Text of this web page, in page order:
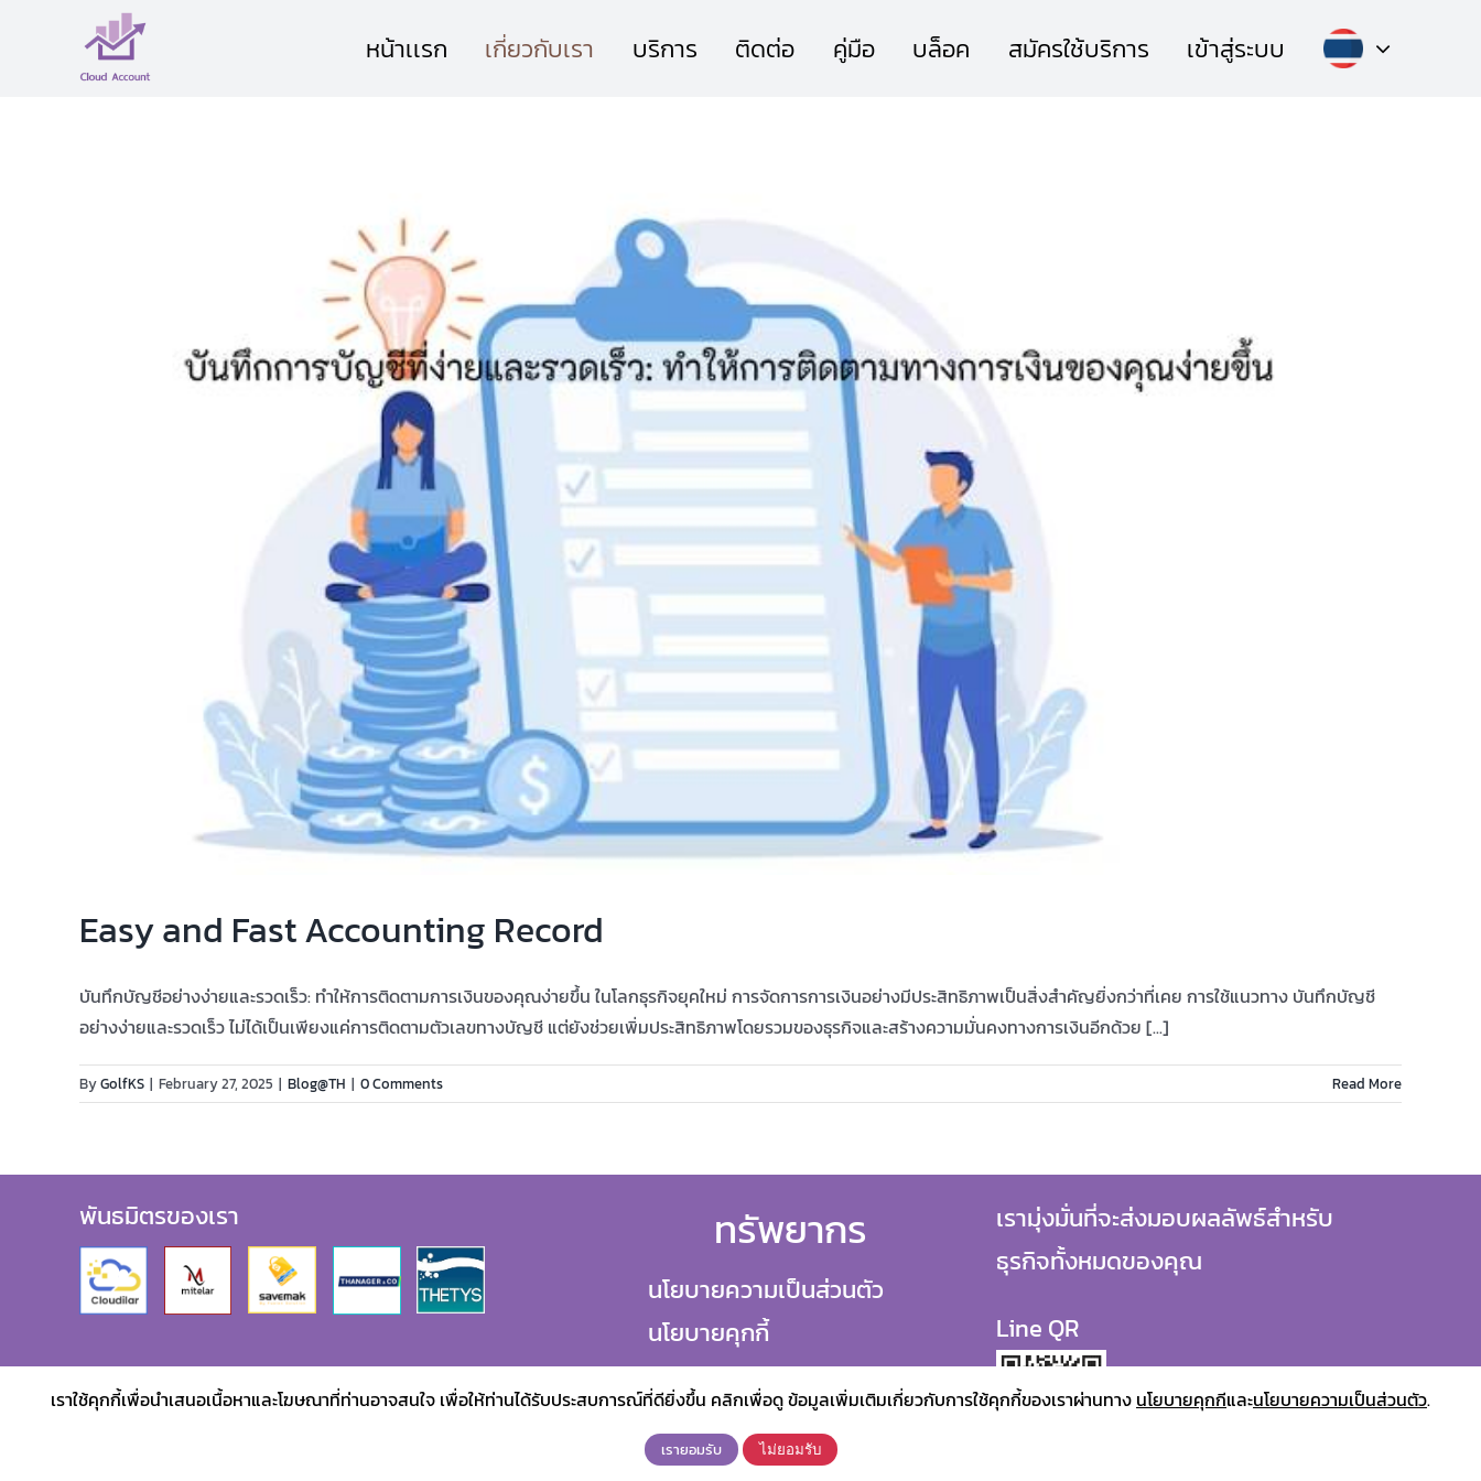
เราใช้คุกกี้เพื่อนำเสนอเนื้อหาและโฆษณาที่ท่านอาจสนใจ เพื่อให้ท่านได้รับประสบการณ์ที่ดียิ่งขึ้น คลิกเพื่อดู ข้อมูลเพิ่มเติมเกี่ยวกับการใช้คุกกี้ของเราผ่านทาง นโยบายคุกกีและนโยบายความเป็นส่วนตัว.
เรายอมรับ ไม่ยอมรับ
หน้าเเรก เกี่ยวกับเรา บริการ ติดต่อ คู่มือ บล็อค สมัครใช้บริการ เข้าสู่ระบบ
Easy and Fast Accounting Record
บันทึกบัญชีอย่างง่ายและรวดเร็ว: ทำให้การติดตามการเงินของคุณง่ายขึ้น ในโลกธุรกิจยุคใหม่ การจัดการการเงินอย่างมีประสิทธิภาพเป็นสิ่งสำคัญยิ่งกว่าที่เคย การใช้แนวทาง บันทึกบัญชี
อย่างง่ายและรวดเร็ว ไม่ได้เป็นเพียงแค่การติดตามตัวเลขทางบัญชี แต่ยังช่วยเพิ่มประสิทธิภาพโดยรวมของธุรกิจและสร้างความมั่นคงทางการเงินอีกด้วย [...]
ByGolfKS | February 27, 2025 | Blog@TH | 0 Comments Read More
พันธมิตรของเรา ทรัพยากร
นโยบายความเป็นส่วนตัว
นโยบายคุกกี้
เรามุ่งมั่นที่จะส่งมอบผลลัพธ์สำหรับ
ธุรกิจทั้งหมดของคุณ
Line QR